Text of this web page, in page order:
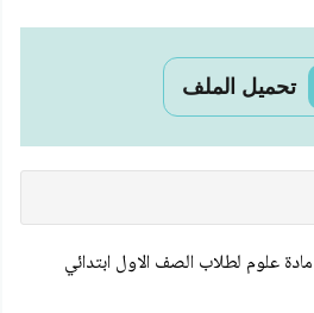
تحميل الملف
علوم لطلاب الصف الاول ابتدائي